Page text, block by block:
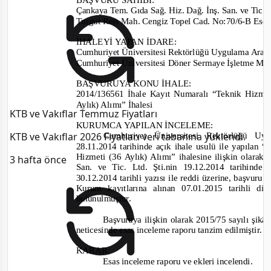
KTB ve Vakıflar Temmuz Fiyatları
KTB ve Vakıflar 2026 Fiyatları veri tabanına yüklendi.
3 hafta önce
Çankaya Tem. Gıda Sağ. Hiz. Dağ. İnş. San. ve
Turgut Reis Mah. Cengiz Topel Cad. No:70/6-B
İHALEYİ YAPAN İDARE:
Cumhuriyet Üniversitesi Rektörlüğü Uygulama
Cumhuriyet Üniversitesi Döner Sermaye İşletme
BAŞVURUYA KONU İHALE:
2014/136561 İhale Kayıt Numaralı “Teknik
Aylık) Alımı” İhalesi
KURUMCA YAPILAN İNCELEME:
Cumhuriyet Üniversitesi Rektörlüğü
28.11.2014 tarihinde açık ihale usulü ile yapılan
Hizmeti (36 Aylık) Alımı” ihalesine ilişkin
San. ve Tic. Ltd. Şti.nin 19.12.2014 tarihinde
30.12.2014 tarihli yazısı ile reddi üzerine, başvuru
Kurum kayıtlarına alınan 07.01.2015 tarihli
bulunulmuştur.
Başvuruya ilişkin olarak 2015/75 sayılı
neticesinde esas inceleme raporu tanzim edilmiştir.
KARAR:
Esas inceleme raporu ve ekleri incelendi.